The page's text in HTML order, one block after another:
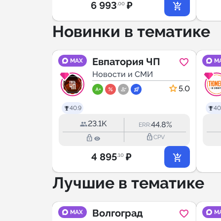
6 993.00 ₽
Новинки в тематике
MAX
40.9
Евпатория ЧП
Новости и СМИ
5.0
23.1K ERR:44.8%
lock_outline lock_outlineCPV
4 895.10 ₽
Лучшие в тематике
MAX Волгоград